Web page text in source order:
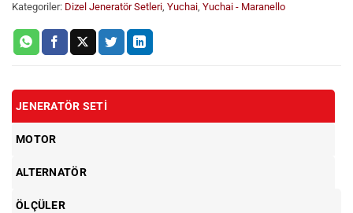
Kategoriler: Dizel Jeneratör Setleri, Yuchai, Yuchai - Maranello
JENERATÖR SETI
MOTOR
ALTERNATÖR
ÖLÇÜLER